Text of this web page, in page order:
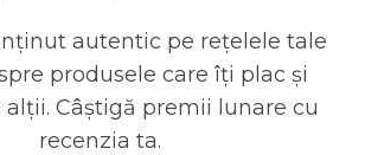
autentic pe rețelele tale
produsele care îți plac și
alții. Câștigă premii lunare cu
recenzia ta.